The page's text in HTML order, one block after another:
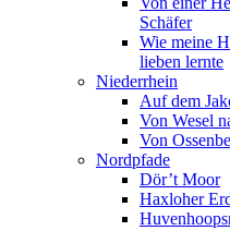
Schäfer
Wie meine
lieben lernte
Niederrhein
Auf dem
Von Wesel
Von
Nordpfade
Dör’t Moor
Haxloher